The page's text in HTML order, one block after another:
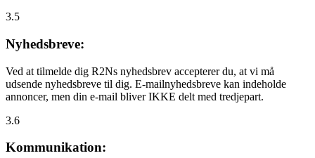
3.5
Nyhedsbreve:
Ved at tilmelde dig R2Ns nyhedsbrev accepterer du, at vi må
udsende nyhedsbreve til dig. E-mailnyhedsbreve kan indeholde
annoncer, men din e-mail bliver IKKE delt med tredjepart.
3.6
Kommunikation: